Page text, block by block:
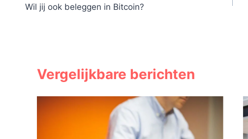
navigatie
Wil jij ook beleggen in Bitcoin?
Vergelijkbare berichten